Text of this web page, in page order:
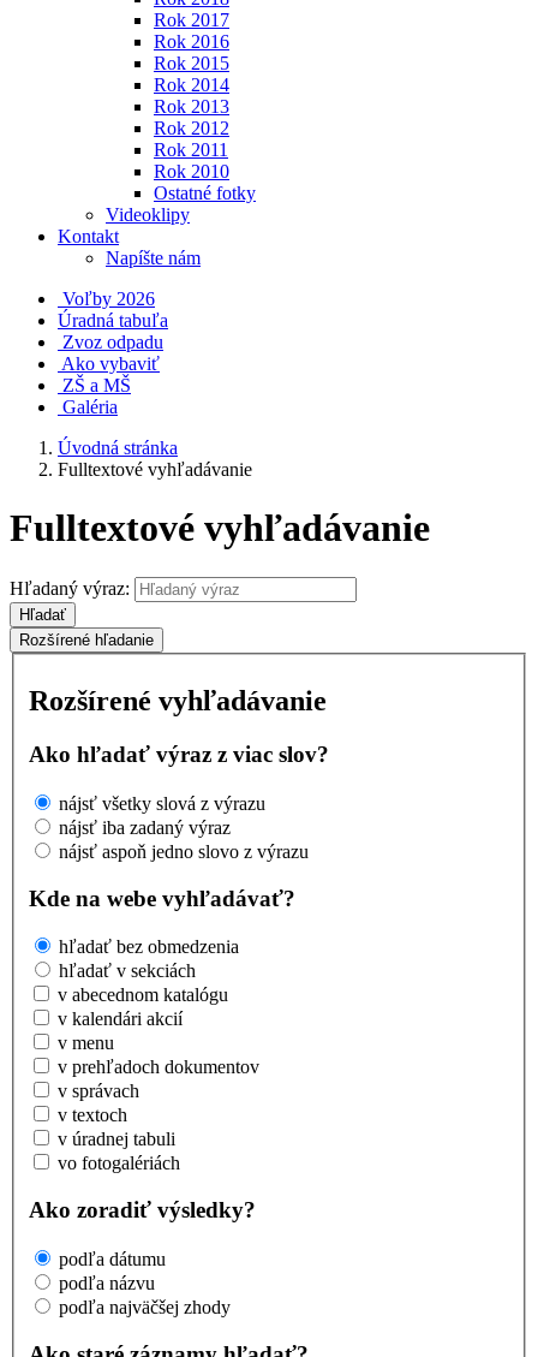
Rok 2017
Rok 2016
Rok 2015
Rok 2014
Rok 2013
Rok 2012
Rok 2011
Rok 2010
Ostatné fotky
Videoklipy
Kontakt
Napíšte nám
Voľby 2026
Úradná tabuľa
Zvoz odpadu
Ako vybaviť
ZŠ a MŠ
Galéria
Úvodná stránka
Fulltextové vyhľadávanie
Fulltextové vyhľadávanie
Hľadaný výraz:
Hľadať
Rozšírené hľadanie
Rozšírené vyhľadávanie
Ako hľadať výraz z viac slov?
nájsť všetky slová z výrazu
nájsť iba zadaný výraz
nájsť aspoň jedno slovo z výrazu
Kde na webe vyhľadávať?
hľadať bez obmedzenia
hľadať v sekciách
v abecednom katalógu
v kalendári akcií
v menu
v prehľadoch dokumentov
v správach
v textoch
v úradnej tabuli
vo fotogalériách
Ako zoradiť výsledky?
podľa dátumu
podľa názvu
podľa najväčšej zhody